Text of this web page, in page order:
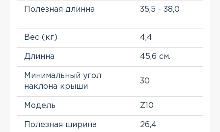
Полезная длинна 35,5 - 38,0
Вес (кг) 4,4
Длинна 45,6 см.
Минимальный угол
наклона крыши
30
Модель Z10
Полезная ширина 26,4